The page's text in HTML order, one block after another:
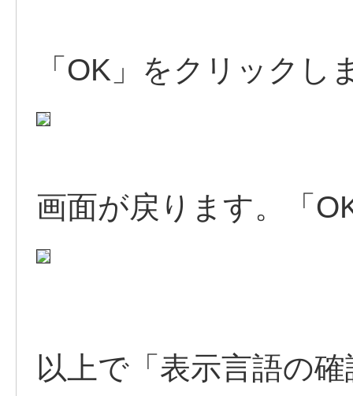
「OK」をクリックし
画面が戻ります。「
以上で「表示言語の